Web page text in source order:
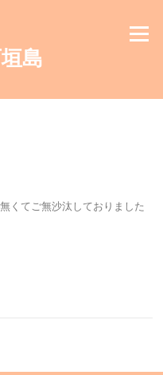
Menu
島
くてご無沙汰しておりました